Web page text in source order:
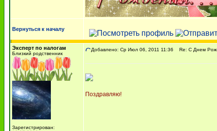
Вернуться к началу
Эксперт по налогам
Близкий родственник
Зарегистрирован:
Добавлено: Ср Июл 06, 2011 11:36 Re: С Днем
Поздравляю!